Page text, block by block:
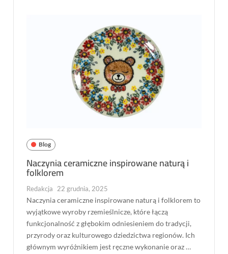
Blog
Naczynia ceramiczne inspirowane naturą i
folklorem
Redakcja 22 grudnia, 2025
Naczynia ceramiczne inspirowane naturą i folklorem to
wyjątkowe wyroby rzemieślnicze, które łączą
funkcjonalność z głębokim odniesieniem do tradycji,
przyrody oraz kulturowego dziedzictwa regionów. Ich
głównym wyróżnikiem jest ręczne wykonanie oraz …